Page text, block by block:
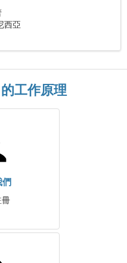
西亞
工作原理
冊